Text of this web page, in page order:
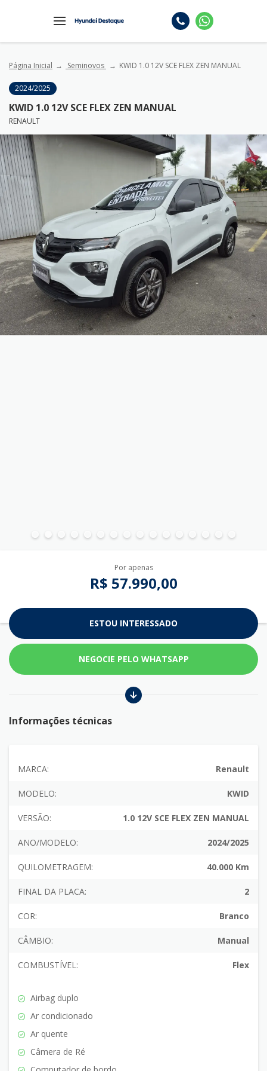
Página Inicial Seminovos KWID 1.0 12V SCE FLEX ZEN MANUAL
2024/2025
KWID 1.0 12V SCE FLEX ZEN MANUAL
RENAULT
Por apenas
R$ 57.990,00
ESTOU INTERESSADO
NEGOCIE PELO WHATSAPP
Informações técnicas
MARCA: Renault
MODELO: KWID
VERSÃO: 1.0 12V SCE FLEX ZEN MANUAL
ANO/MODELO: 2024/2025
QUILOMETRAGEM: 40.000 Km
FINAL DA PLACA: 2
COR: Branco
CÂMBIO: Manual
COMBUSTÍVEL: Flex
Airbag duplo
Ar condicionado
Ar quente
Câmera de Ré